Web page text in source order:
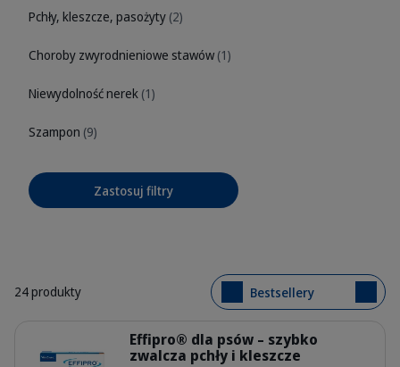
Pchły, kleszcze, pasożyty (2)
Choroby zwyrodnieniowe stawów (1)
Niewydolność nerek (1)
Szampon (9)
Zastosuj filtry
24 produkty Bestsellery
Effipro® dla psów – szybko
zwalcza pchły i kleszcze